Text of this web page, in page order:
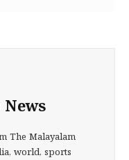
The Malayalam
world, sports